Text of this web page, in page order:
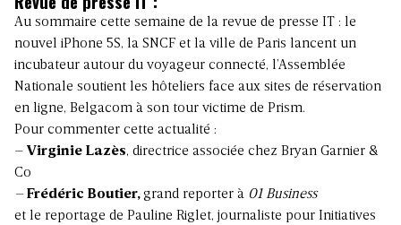
Au sommaire cette semaine de la revue de presse IT : le
nouvel iPhone 5S, la SNCF et la ville de Paris lancent un
incubateur autour du voyageur connecté, l’Assemblée
Nationale soutient les hôteliers face aux sites de réservation
en ligne, Belgacom à son tour victime de Prism.
Pour commenter cette actualité :
– Virginie Lazès, directrice associée chez Bryan Garnier &
Co
–Frédéric Boutier,grand reporter à 01 Business
et le reportage de Pauline Riglet, journaliste pour Initiatives